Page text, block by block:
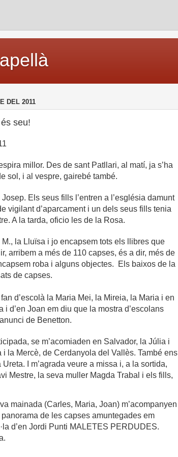
DEL 2011
seu!
millor. Des de sant Patllari, al matí, ja s’ha
sol, i al vespre, gairebé també.
Els seus fills l’entren a l’església damunt
vigilant d’aparcament i un dels seus fills tenia
A la tarda, oficio les de la Rosa.
la Lluïsa i jo encapsem tots els llibres que
arribem a més de 110 capses, és a dir, més de
roba i alguns objectes.
Els baixos de la
de capses.
d’escolà la Maria Mei, la Mireia, la Maria i en
i d’en Joan em diu que la mostra d’escolans
de Benetton.
se m’acomiaden en Salvador, la Júlia i
i la Mercè, de Cerdanyola del Vallès. També ens
I m’agrada veure a missa i, a la sortida,
Mestre, la seva muller Magda Trabal i els fills,
mainada (Carles, Maria, Joan) m’acompanyen
de les capses amuntegades em
d’en Jordi Punti MALETES PERDUDES.